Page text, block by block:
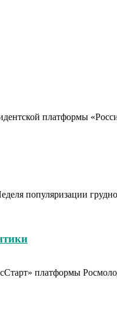
платформы
популяризации
платформы